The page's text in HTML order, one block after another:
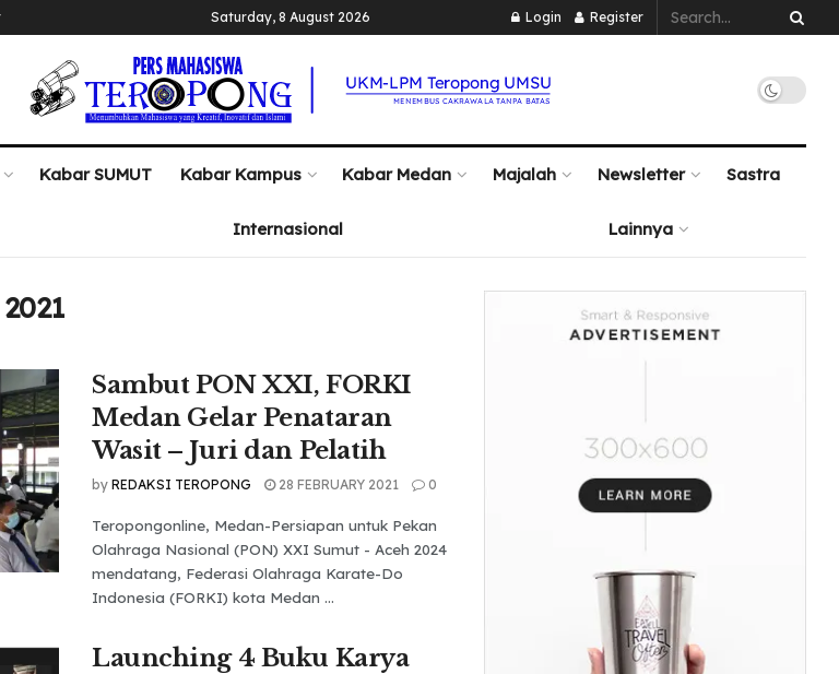
Saturday, 8 August 2026 Login Register
Kabar SUMUT Kabar Kampus Kabar Medan Majalah Newsletter Sastra
Internasional Lainnya
Sambut PON XXI, FORKI
Medan Gelar Penataran
Wasit – Juri dan Pelatih
by REDAKSI TEROPONG 28 FEBRUARY 2021 0
Teropongonline, Medan-Persiapan untuk Pekan
Olahraga Nasional (PON) XXI Sumut - Aceh 2024
mendatang, Federasi Olahraga Karate-Do
Indonesia (FORKI) kota Medan ...
Launching 4 Buku Karya